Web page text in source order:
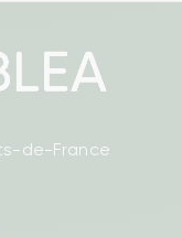
de-France